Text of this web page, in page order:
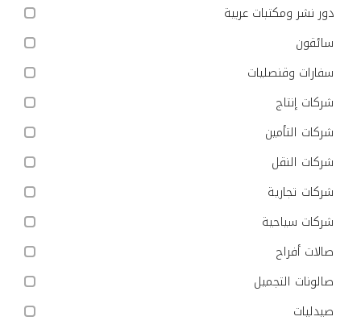
دور نشر ومكتبات عربية
سائقون
سفارات وقنصليات
شركات إنتاج
شركات التأمين
شركات النقل
شركات تجارية
شركات سياحية
صالات أفراح
صالونات التجميل
صيدليات